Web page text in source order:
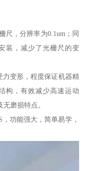
尺，分辨率为0.1um；同
装，减少了光栅尺的变
变形，程度保证机器精
构，有效减少高速运动
磨损特点。
功能强大，简单易学，